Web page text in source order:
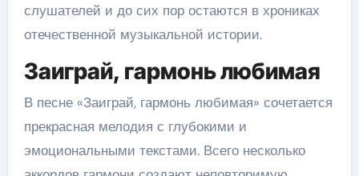
слушателей и до сих пор остаются в хрониках
отечественной музыкальной истории.
Заиграй, гармонь любимая
В песне «Заиграй, гармонь любимая» сочетается
прекрасная мелодия с глубокими и
эмоциональными текстами. Всего несколько